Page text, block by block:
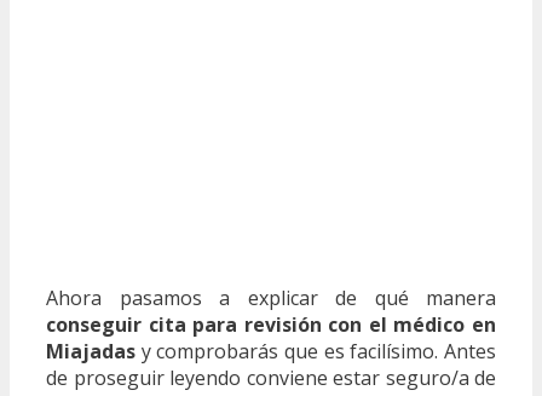
Ahora pasamos a explicar de qué manera
conseguir cita para revisión con el médico en
Miajadas y comprobarás que es facilísimo. Antes
de proseguir leyendo conviene estar seguro/a de